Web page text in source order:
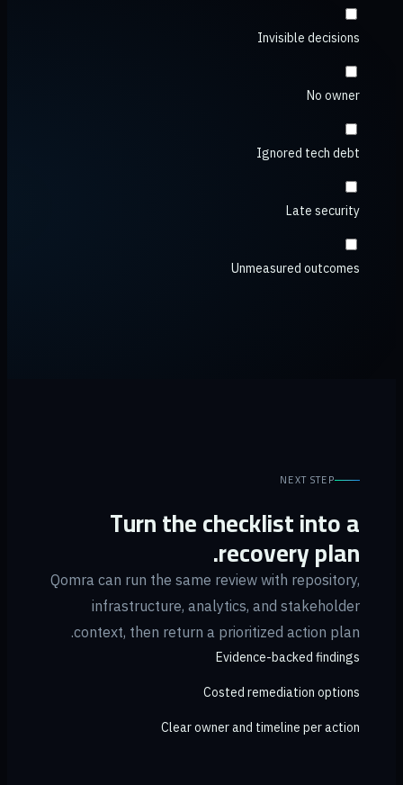
Invisible decisions
No owner
Ignored tech debt
Late security
Unmeasured outcomes
NEXT STEP
Turn the checklist into a
recovery plan.
Qomra can run the same review with repository,
infrastructure, analytics, and stakeholder
context, then return a prioritized action plan.
Evidence-backed findings
Costed remediation options
Clear owner and timeline per action